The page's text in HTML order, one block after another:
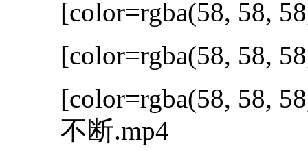
[color=rgba(58, 58,
[color=rgba(58, 58,
[color=rgba(58, 58,
不断.mp4